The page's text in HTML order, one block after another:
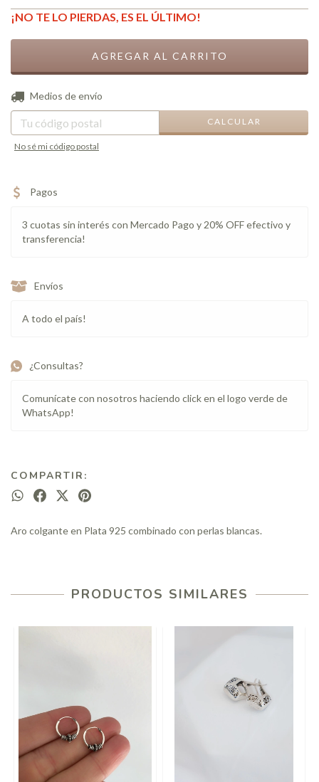
¡NO TE LO PIERDAS, ES EL ÚLTIMO!
Entregas para el CP:
Medios de envío
CALCULAR
No sé mi código postal
Pagos
3 cuotas sin interés con Mercado Pago y 20% OFF efectivo y
transferencia!
Envíos
A todo el país!
¿Consultas?
Comunícate con nosotros haciendo click en el logo verde de
WhatsApp!
COMPARTIR:
Aro colgante en Plata 925 combinado con perlas blancas.
PRODUCTOS SIMILARES